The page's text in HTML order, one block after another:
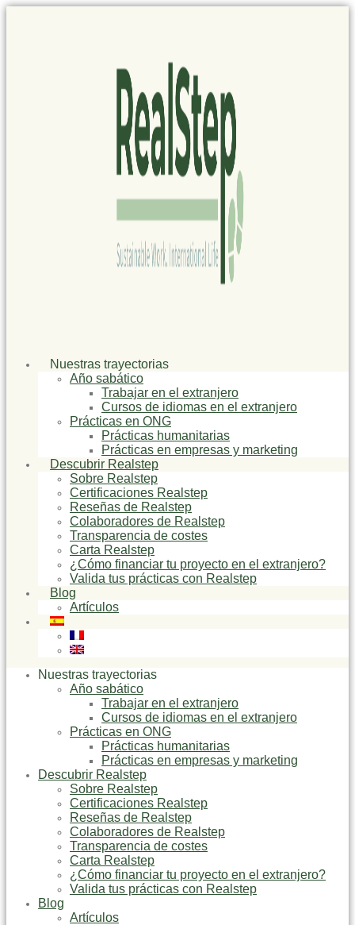
Panel de gestión de cookies
Nuestras trayectorias
Año sabático
Trabajar en el extranjero
Cursos de idiomas en el extranjero
Prácticas en ONG
Prácticas humanitarias
Prácticas en empresas y marketing
Descubrir Realstep
Sobre Realstep
Certificaciones Realstep
Reseñas de Realstep
Colaboradores de Realstep
Transparencia de costes
Carta Realstep
¿Cómo financiar tu proyecto en el extranjero?
Valida tus prácticas con Realstep
Blog
Artículos
Nuestras trayectorias
Año sabático
Trabajar en el extranjero
Cursos de idiomas en el extranjero
Prácticas en ONG
Prácticas humanitarias
Prácticas en empresas y marketing
Descubrir Realstep
Sobre Realstep
Certificaciones Realstep
Reseñas de Realstep
Colaboradores de Realstep
Transparencia de costes
Carta Realstep
¿Cómo financiar tu proyecto en el extranjero?
Valida tus prácticas con Realstep
Blog
Artículos